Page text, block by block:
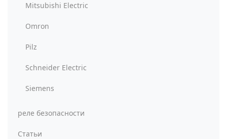
Mitsubishi Electric
Omron
Pilz
Schneider Electric
Siemens
реле безопасности
Статьи